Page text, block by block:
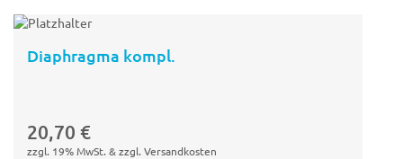
Diaphragma kompl.
20,70 €
zzgl. 19% MwSt. & zzgl. Versandkosten